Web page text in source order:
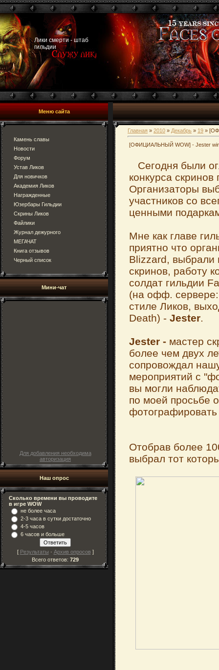
Лики смерти - штаб
гильдии
Меню сайта
Камень славы
Новости
Форум
Устав Ликов
Для новичков
Академия Ликов
Награжденные
Юзербары Гильдии
Скрины Ликов
Файлики
Журнал дежурного
МЕГАЧАТ
Книга отзывов
Черный список
Мини-чат
Для добавления необходима
авторизация
Наш опрос
Сколько времени вы проводите
в игре WOW
не более часа
2-3 часа в сутки достаточно
4-5 часов
6 часов и больше
[ Результаты · Архив опросов ]
Всего ответов: 729
Главная » 2010 » Декабрь » 19 »
[ОФИЦИАЛЬНЫЙ WOW] - Jester
Сегодня были
конкурса
Организаторы
участников со
ценными
Мне как главе
приятно что
Blizzard, выбрали
скринов, работу
солдат гильдии
(на офф.
стиле Ликов,
Death) - Jester.
Jester - мастер
более чем двух
сопровождал
мероприятий с
вы могли
по моей просьбе
Отобрав более
выбрал тот